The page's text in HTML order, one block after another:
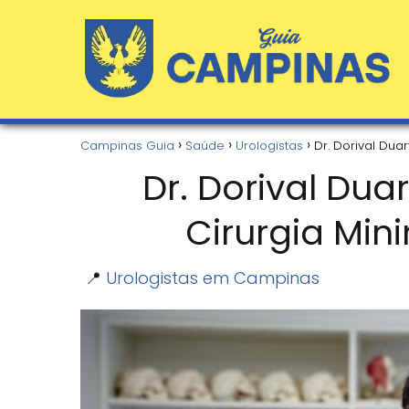
Campinas Guia Saúde Urologistas Dr. Dorival
Dr. Dorival
Cirurgia
📍 Urologistas em Campinas